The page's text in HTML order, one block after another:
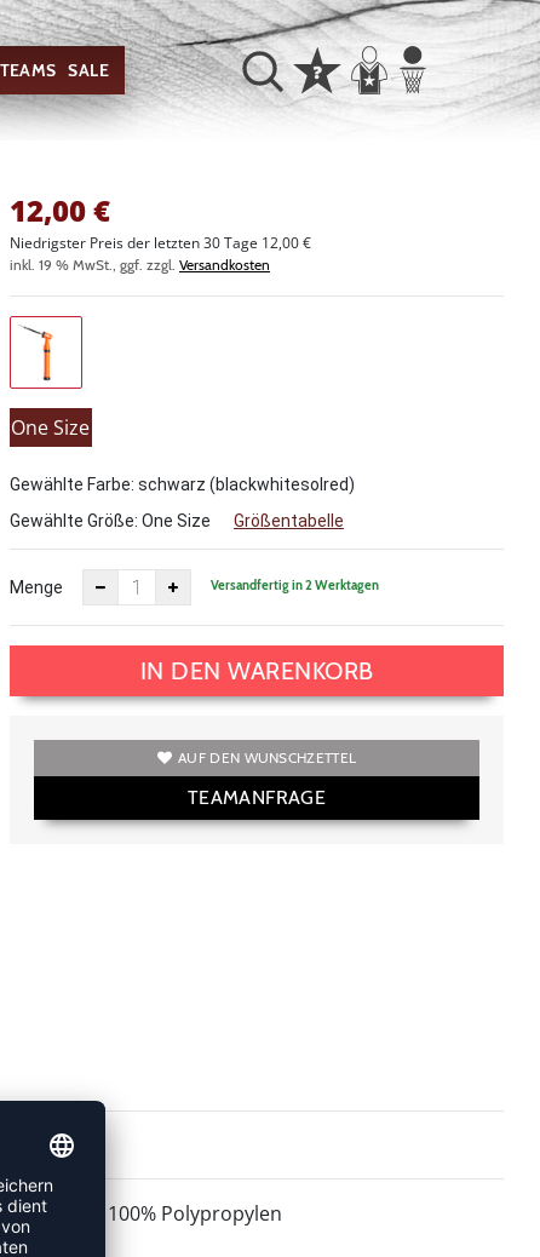
TEAMS SALE
12,00€
Niedrigster Preis der letzten 30 Tage 12,00 €
inkl. 19 % MwSt., ggf. zzgl. Versandkosten
One Size
Gewählte Farbe: schwarz (blackwhitesolred)
Gewählte Größe: One Size Größentabelle
Menge Versandfertig in 2 Werktagen
IN DEN WARENKORB
AUF DEN WUNSCHZETTEL
TEAMANFRAGE
MATERIAL: 100% Polypropylen